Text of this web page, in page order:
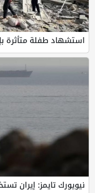
استشهاد طفلة متأثرة
نيويورك تايمز: إيران